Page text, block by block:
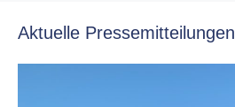
Aktuelle Pressemitteilungen